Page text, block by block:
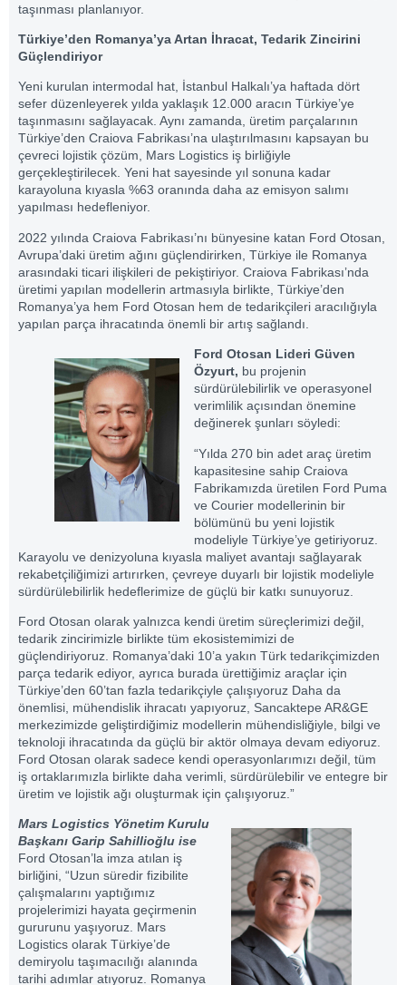
taşınması planlanıyor.
Türkiye’den Romanya’ya Artan İhracat, Tedarik Zincirini
Güçlendiriyor
Yeni kurulan intermodal hat, İstanbul Halkalı’ya haftada dört
sefer düzenleyerek yılda yaklaşık 12.000 aracın Türkiye’ye
taşınmasını sağlayacak. Aynı zamanda, üretim parçalarının
Türkiye’den Craiova Fabrikası’na ulaştırılmasını kapsayan bu
çevreci lojistik çözüm, Mars Logistics iş birliğiyle
gerçekleştirilecek. Yeni hat sayesinde yıl sonuna kadar
karayoluna kıyasla %63 oranında daha az emisyon salımı
yapılması hedefleniyor.
2022 yılında Craiova Fabrikası’nı bünyesine katan Ford Otosan,
Avrupa’daki üretim ağını güçlendirirken, Türkiye ile Romanya
arasındaki ticari ilişkileri de pekiştiriyor. Craiova Fabrikası’nda
üretimi yapılan modellerin artmasıyla birlikte, Türkiye’den
Romanya’ya hem Ford Otosan hem de tedarikçileri aracılığıyla
yapılan parça ihracatında önemli bir artış sağlandı.
Ford Otosan Lideri Güven
Özyurt, bu projenin
sürdürülebilirlik ve operasyonel
verimlilik açısından önemine
değinerek şunları söyledi:
“Yılda 270 bin adet araç üretim
kapasitesine sahip Craiova
Fabrikamızda üretilen Ford Puma
ve Courier modellerinin bir
bölümünü bu yeni lojistik
modeliyle Türkiye’ye getiriyoruz.
Karayolu ve denizyoluna kıyasla maliyet avantajı sağlayarak
rekabetçiliğimizi artırırken, çevreye duyarlı bir lojistik modeliyle
sürdürülebilirlik hedeflerimize de güçlü bir katkı sunuyoruz.
Ford Otosan olarak yalnızca kendi üretim süreçlerimizi değil,
tedarik zincirimizle birlikte tüm ekosistemimizi de
güçlendiriyoruz. Romanya’daki 10’a yakın Türk tedarikçimizden
parça tedarik ediyor, ayrıca burada ürettiğimiz araçlar için
Türkiye’den 60’tan fazla tedarikçiyle çalışıyoruz Daha da
önemlisi, mühendislik ihracatı yapıyoruz, Sancaktepe AR&GE
merkezimizde geliştirdiğimiz modellerin mühendisliğiyle, bilgi ve
teknoloji ihracatında da güçlü bir aktör olmaya devam ediyoruz.
Ford Otosan olarak sadece kendi operasyonlarımızı değil, tüm
iş ortaklarımızla birlikte daha verimli, sürdürülebilir ve entegre bir
üretim ve lojistik ağı oluşturmak için çalışıyoruz.”
Mars Logistics Yönetim Kurulu
Başkanı Garip Sahillioğlu ise
Ford Otosan’la imza atılan iş
birliğini, “Uzun süredir fizibilite
çalışmalarını yaptığımız
projelerimizi hayata geçirmenin
gururunu yaşıyoruz. Mars
Logistics olarak Türkiye’de
demiryolu taşımacılığı alanında
tarihi adımlar atıyoruz. Romanya